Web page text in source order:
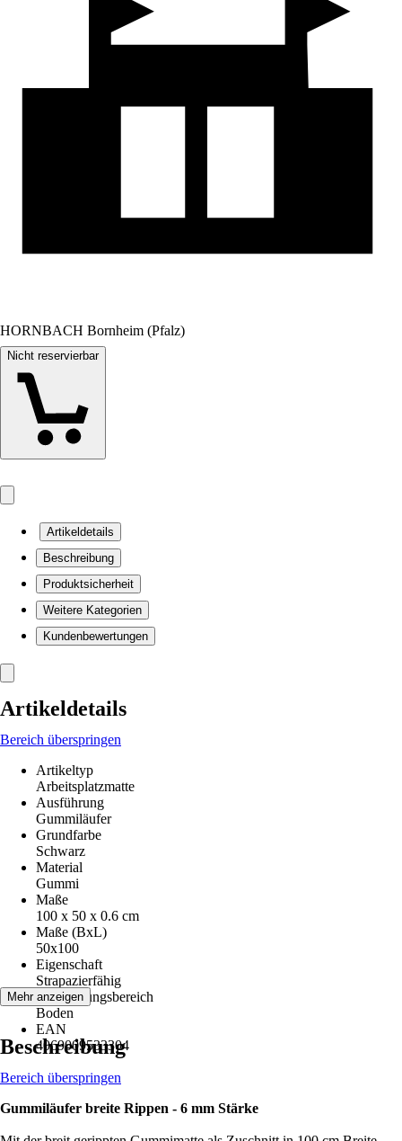
HORNBACH Bornheim (Pfalz)
Nicht reservierbar
Artikeldetails
Beschreibung
Produktsicherheit
Weitere Kategorien
Kundenbewertungen
Artikeldetails
Bereich überspringen
Artikeltyp
Arbeitsplatzmatte
Ausführung
Gummiläufer
Grundfarbe
Schwarz
Material
Gummi
Maße
100 x 50 x 0.6 cm
Maße (BxL)
50x100
Eigenschaft
Strapazierfähig
Anwendungsbereich
Boden
EAN
4069009533304
Mehr anzeigen
Beschreibung
Bereich überspringen
Gummiläufer breite Rippen - 6 mm Stärke